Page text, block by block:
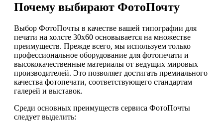
Почему выбирают ФотоПочту
Выбор ФотоПочты в качестве вашей типографии для
печати на холсте 30х60 основывается на множестве
преимуществ. Прежде всего, мы используем только
профессиональное оборудование для фотопечати и
высококачественные материалы от ведущих мировых
производителей. Это позволяет достигать премиального
качества фотопечати, соответствующего стандартам
галерей и выставок.
Среди основных преимуществ сервиса ФотоПочты
следует выделить: